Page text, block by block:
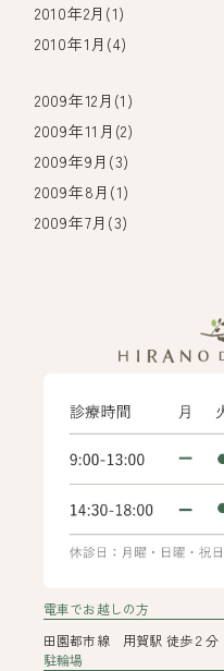
2010年2月(1)
2010年1月(4)
2009年12月(1)
2009年11月(2)
2009年9月(3)
2009年8月(1)
2009年7月(3)
電車でお越しの方
田園都市線 用賀駅 徒歩２分
駐輪場